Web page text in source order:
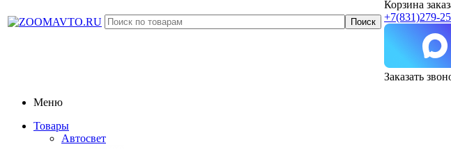
Корзина
+7(831)279-
Заказать
Меню
Товары
Автосвет